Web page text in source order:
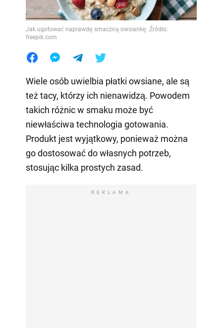
Jak ugotować naprawdę smaczną owsiankę. Źródło:
freepik.com
Wiele osób uwielbia płatki owsiane, ale są
też tacy, którzy ich nienawidzą. Powodem
takich różnic w smaku może być
niewłaściwa technologia gotowania.
Produkt jest wyjątkowy, ponieważ można
go dostosować do własnych potrzeb,
stosując kilka prostych zasad.
REKLAMA